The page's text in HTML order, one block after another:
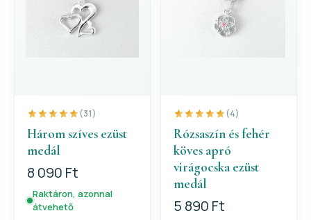
(31)
Három szíves ezüst
medál
8 090 Ft
Raktáron, azonnal
átvehető
(4)
Rózsaszín és fehér
köves apró
virágocska ezüst
medál
5 890 Ft